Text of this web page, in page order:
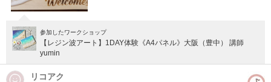
参加したワークショップ
【レジン波アート】1DAY体験《A4パネル》大阪（豊中） 講師
yumin
リコアク